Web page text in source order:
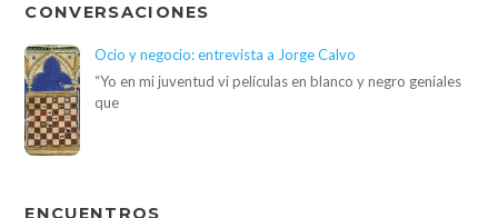
CONVERSACIONES
Ocio y negocio: entrevista a Jorge Calvo
“Yo en mi juventud vi películas en blanco y negro geniales
que
ENCUENTROS